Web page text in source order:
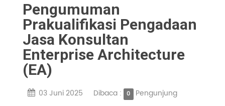
Pengumuman
Prakualifikasi Pengadaan
Jasa Konsultan
Enterprise Architecture
(EA)
03 Juni 2025 Dibaca : 0 Pengunjung